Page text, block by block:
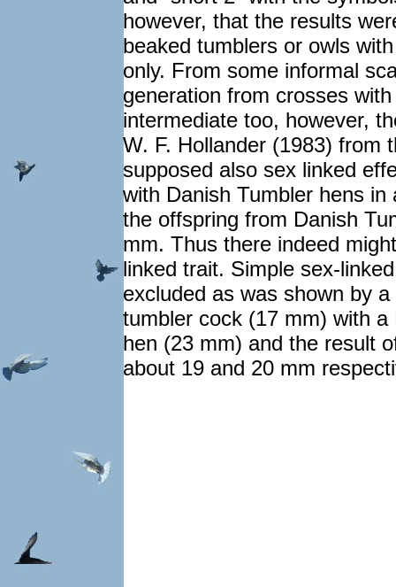
however, that the results
beaked tumblers or owls
only. From some informal
generation from crosses
intermediate too, however,
W. F. Hollander (1983) from
supposed also sex linked
with Danish Tumbler hens
the offspring from Danish
mm. Thus there indeed
linked trait. Simple sex-
excluded as was shown by
tumbler cock (17 mm) with
hen (23 mm) and the result
about 19 and 20 mm